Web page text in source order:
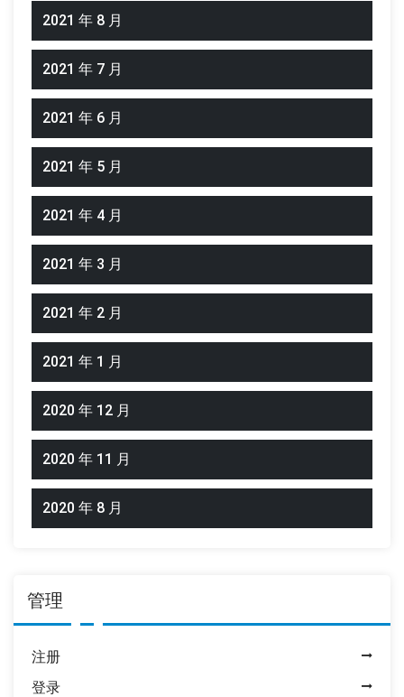
2021 年 8 月
2021 年 7 月
2021 年 6 月
2021 年 5 月
2021 年 4 月
2021 年 3 月
2021 年 2 月
2021 年 1 月
2020 年 12 月
2020 年 11 月
2020 年 8 月
管理
注册
登录